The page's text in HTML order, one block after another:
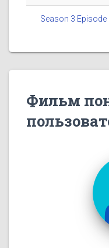
Season 3
Фильм